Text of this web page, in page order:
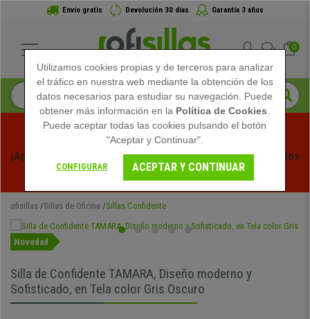
Envío gratis Devolución 30 días Garantía 3 años
0
¡Aprovecha las Rebajas de Verano en Ofisillas! Descuentos
Exclusivos por Tiempo Limitado - Ver Promo
ofisillas Sillas de Oficina Sillas Confidente
Novedad
Silla de Confidente TAMARA, Diseño moderno y
Sofisticado, en Tela color Gris Oscuro
Utilizamos cookies propias y de terceros para analizar
el tráfico en nuestra web mediante la obtención de los
datos necesarios para estudiar su navegación. Puede
obtener más información en la Política de Cookies
Puede aceptar todas las cookies pulsando el botón
"Aceptar y Continuar".
CONFIGURAR ACEPTAR Y CONTINUAR